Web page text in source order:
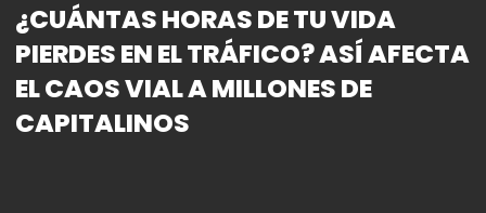
¿CUÁNTAS HORAS DE TU VIDA
PIERDES EN EL TRÁFICO? ASÍ AFECTA
EL CAOS VIAL A MILLONES DE
CAPITALINOS